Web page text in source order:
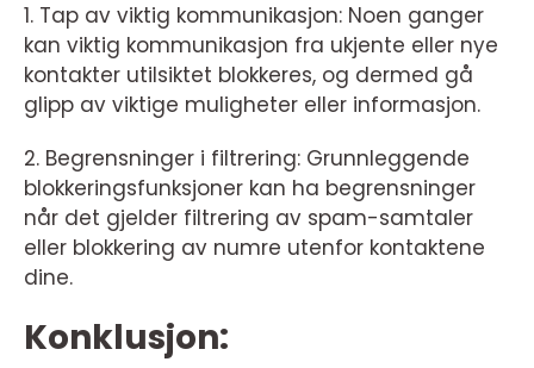
1. Tap av viktig kommunikasjon: Noen ganger
kan viktig kommunikasjon fra ukjente eller nye
kontakter utilsiktet blokkeres, og dermed gå
glipp av viktige muligheter eller informasjon.
2. Begrensninger i filtrering: Grunnleggende
blokkeringsfunksjoner kan ha begrensninger
når det gjelder filtrering av spam-samtaler
eller blokkering av numre utenfor kontaktene
dine.
Konklusjon: